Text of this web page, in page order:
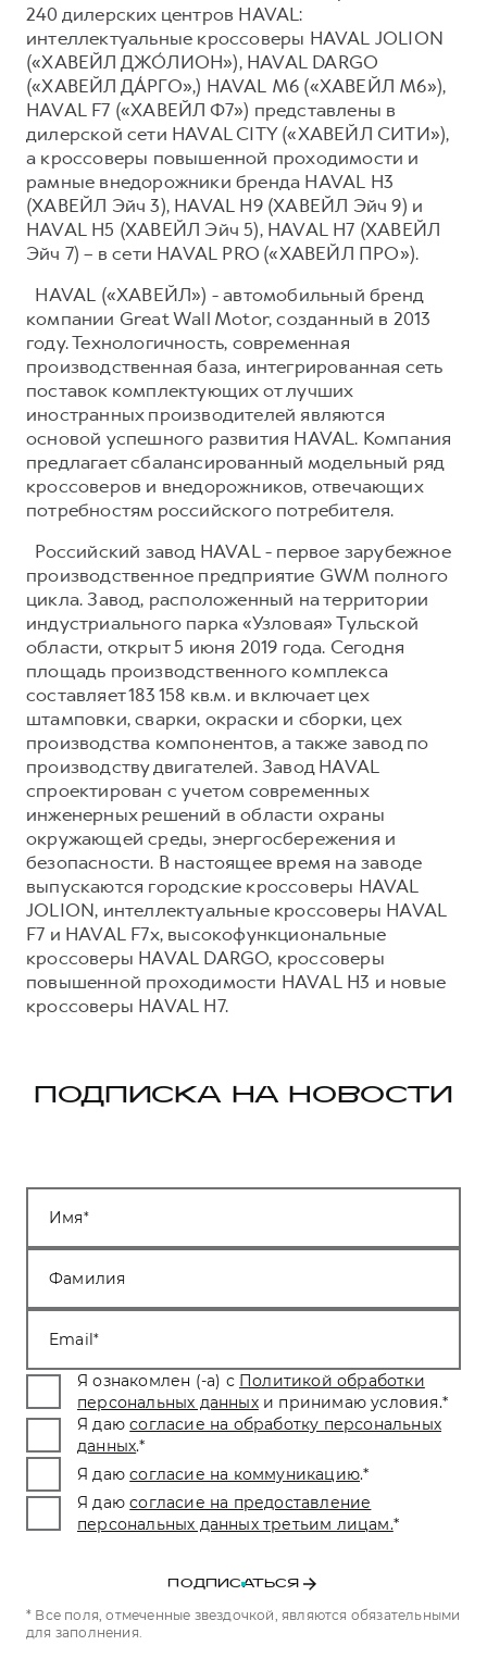
240 дилерских центров HAVAL:
интеллектуальные кроссоверы HAVAL JOLION
(«ХАВЕЙЛ ДЖО́ЛИОН»), HAVAL DARGO
(«ХАВЕЙЛ ДА́РГО»,) HAVAL М6 («ХАВЕЙЛ M6»),
HAVAL F7 («ХАВЕЙЛ Ф7») представлены в
дилерской сети HAVAL CITY («ХАВЕЙЛ СИТИ»),
а кроссоверы повышенной проходимости и
рамные внедорожники бренда HAVAL H3
(ХАВЕЙЛ Эйч 3), HAVAL H9 (ХАВЕЙЛ Эйч 9) и
HAVAL H5 (ХАВЕЙЛ Эйч 5), HAVAL H7 (ХАВЕЙЛ
Эйч 7) – в сети HAVAL PRO («ХАВЕЙЛ ПРО»).
HAVAL («ХАВЕЙЛ») - автомобильный бренд
компании Great Wall Motor, созданный в 2013
году. Технологичность, современная
производственная база, интегрированная сеть
поставок комплектующих от лучших
иностранных производителей являются
основой успешного развития HAVAL. Компания
предлагает сбалансированный модельный ряд
кроссоверов и внедорожников, отвечающих
потребностям российского потребителя.
Российский завод HAVAL - первое зарубежное
производственное предприятие GWM полного
цикла. Завод, расположенный на территории
индустриального парка «Узловая» Тульской
области, открыт 5 июня 2019 года. Сегодня
площадь производственного комплекса
составляет 183 158 кв.м. и включает цех
штамповки, сварки, окраски и сборки, цех
производства компонентов, а также завод по
производству двигателей. Завод HAVAL
спроектирован с учетом современных
инженерных решений в области охраны
окружающей среды, энергосбережения и
безопасности. В настоящее время на заводе
выпускаются городские кроссоверы HAVAL
JOLION, интеллектуальные кроссоверы HAVAL
F7 и HAVAL F7x, высокофункциональные
кроссоверы HAVAL DARGO, кроссоверы
повышенной проходимости HAVAL H3 и новые
кроссоверы HAVAL H7.
ПОДПИСКА НА НОВОСТИ
Имя
Фамилия
Email
Я ознакомлен (-а) с Политикой обработки
персональных данных и принимаю условия.*
Я даю согласие на обработку персональных
данных.*
Я даю согласие на коммуникацию.*
Я даю согласие на предоставление
персональных данных третьим лицам.*
ПОДПИСАТЬСЯ
* Все поля, отмеченные звездочкой, являются обязательными
для заполнения.